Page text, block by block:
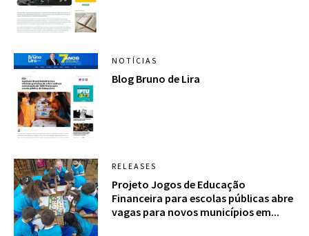
NOTÍCIAS
Blog Bruno de Lira
RELEASES
Projeto Jogos de Educação
Financeira para escolas públicas abre
vagas para novos municípios em...